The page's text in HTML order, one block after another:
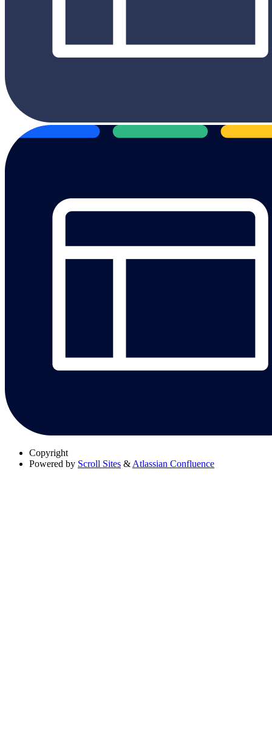
Copyright
Powered by Scroll Sites & Atlassian Confluence